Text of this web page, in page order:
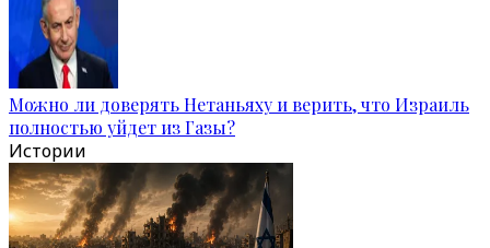
Можно ли доверять Нетаньяху и верить, что Израиль
полностью уйдет из Газы?
Истории